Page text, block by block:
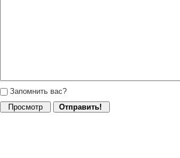
Запомнить вас?